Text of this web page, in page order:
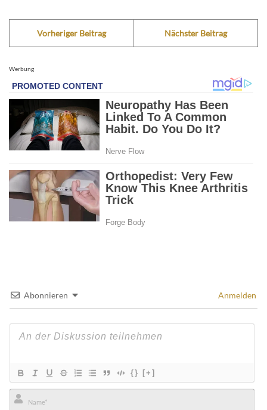
Vorheriger Beitrag Nächster Beitrag
Werbung
Abonnieren Anmelden
{} [+]